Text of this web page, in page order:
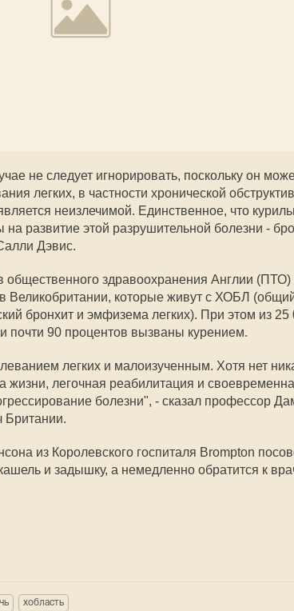
не следует игнорировать, поскольку он
легких, в частности хронической
неизлечимой. Единственное, что
развитие этой разрушительной болезни -
Дэвис.
общественного здравоохранения Англии
Великобритании, которые живут с ХОБЛ
бронхит и эмфизема легких). При этом из 25
почти 90 процентов вызваны курением.
легких и малоизученным. Хотя нет
легочная реабилитация и
болезни", - сказал профессор
Британии.
из Королевского госпиталя Brompton
и задышку, а немедленно обратится к
хобласть